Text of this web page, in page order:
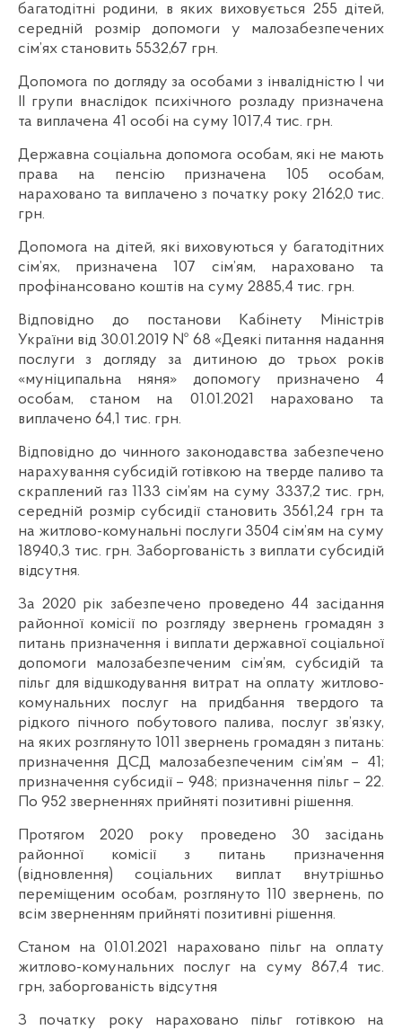
багатодітні родини, в яких виховується 255 дітей,
середній розмір допомоги у малозабезпечених
сім’ях становить 5532,67 грн.
Допомога по догляду за особами з інвалідністю І чи
ІІ групи внаслідок психічного розладу призначена
та виплачена 41 особі на суму 1017,4 тис. грн.
Державна соціальна допомога особам, які не мають
права на пенсію призначена 105 особам,
нараховано та виплачено з початку року 2162,0 тис.
грн.
Допомога на дітей, які виховуються у багатодітних
сім’ях, призначена 107 сім’ям, нараховано та
профінансовано коштів на суму 2885,4 тис. грн.
Відповідно до постанови Кабінету Міністрів
України від 30.01.2019 № 68 «Деякі питання надання
послуги з догляду за дитиною до трьох років
«муніципальна няня» допомогу призначено 4
особам, станом на 01.01.2021 нараховано та
виплачено 64,1 тис. грн.
Відповідно до чинного законодавства забезпечено
нарахування субсидій готівкою на тверде паливо та
скраплений газ 1133 сім’ям на суму 3337,2 тис. грн,
середній розмір субсидії становить 3561,24 грн та
на житлово-комунальні послуги 3504 сім’ям на суму
18940,3 тис. грн. Заборгованість з виплати субсидій
відсутня.
За 2020 рік забезпечено проведено 44 засідання
районної комісії по розгляду звернень громадян з
питань призначення і виплати державної соціальної
допомоги малозабезпеченим сім’ям, субсидій та
пільг для відшкодування витрат на оплату житлово-
комунальних послуг на придбання твердого та
рідкого пічного побутового палива, послуг зв’язку,
на яких розглянуто 1011 звернень громадян з питань:
призначення ДСД малозабезпеченим сім’ям – 41;
призначення субсидії – 948; призначення пільг – 22.
По 952 зверненнях прийняті позитивні рішення.
Протягом 2020 року проведено 30 засідань
районної комісії з питань призначення
(відновлення) соціальних виплат внутрішньо
переміщеним особам, розглянуто 110 звернень, по
всім зверненням прийняті позитивні рішення.
Станом на 01.01.2021 нараховано пільг на оплату
житлово-комунальних послуг на суму 867,4 тис.
грн, заборгованість відсутня
З початку року нараховано пільг готівкою на